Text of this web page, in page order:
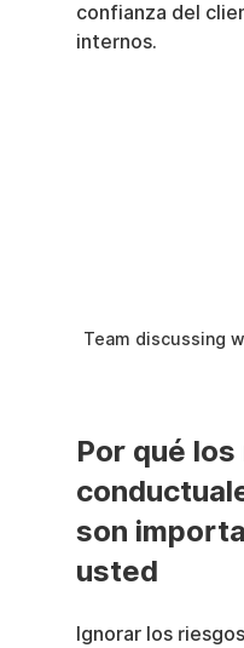
confianza del
internos.
Team discussing
Por qué
son
usted
Ignorar los